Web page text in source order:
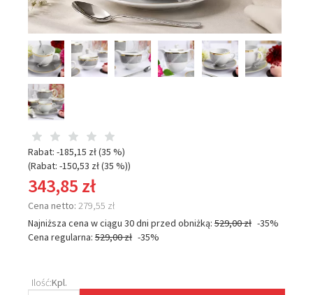
Rabat: -185,15 zł(35 %)
(Rabat: -150,53 zł(35 %))
343,85 zł
Cena netto: 279,55 zł
Najniższa cena w ciągu 30 dni przed obniżką: 529,00 zł -35%
Cena regularna: 529,00 zł -35%
Ilość:Kpl.